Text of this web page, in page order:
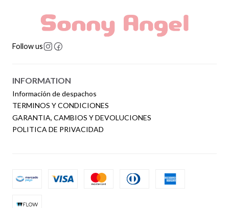
Follow us
INFORMATION
Información de despachos
TERMINOS Y CONDICIONES
GARANTIA, CAMBIOS Y DEVOLUCIONES
POLITICA DE PRIVACIDAD